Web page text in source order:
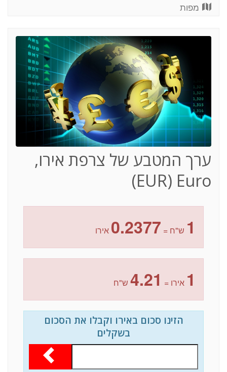
מפות
ערך המטבע של צרפת אירו,
(EUR) Euro
1 ש"ח = 0.2377 אירו
1 אירו = 4.21 ש"ח
הזינו סכום באירו וקבלו את הסכום
בשקלים